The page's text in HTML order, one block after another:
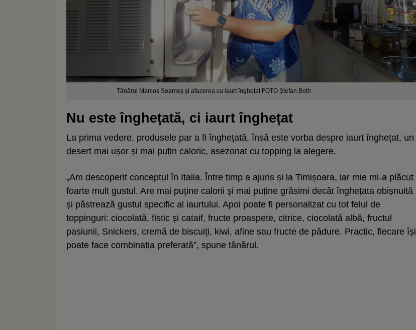
Tânărul Marcos Soameș și afacerea cu iaurt înghețat FOTO Ștefan Both
Nu este înghețată, ci iaurt înghețat
La prima vedere, produsele par a fi înghețată, însă este vorba despre iaurt înghețat, un
desert mai ușor și mai puțin caloric, asezonat cu topping la alegere.
„Am descoperit conceptul în Italia. Între timp a ajuns și la Timișoara, iar mie mi-a plăcut
foarte mult gustul. Are mai puține calorii și mai puține grăsimi decât înghețata obișnuită
și păstrează gustul specific al iaurtului. Apoi poate fi personalizat cu tot felul de
toppinguri: ciocolată, fistic și cataif, fructe proaspete, citrice, ciocolată albă, fructul
pasiunii, Snickers, cremă de biscuiți, kiwi, afine sau fructe de pădure. Practic, fiecare își
poate face combinația preferată”, spune tânărul.